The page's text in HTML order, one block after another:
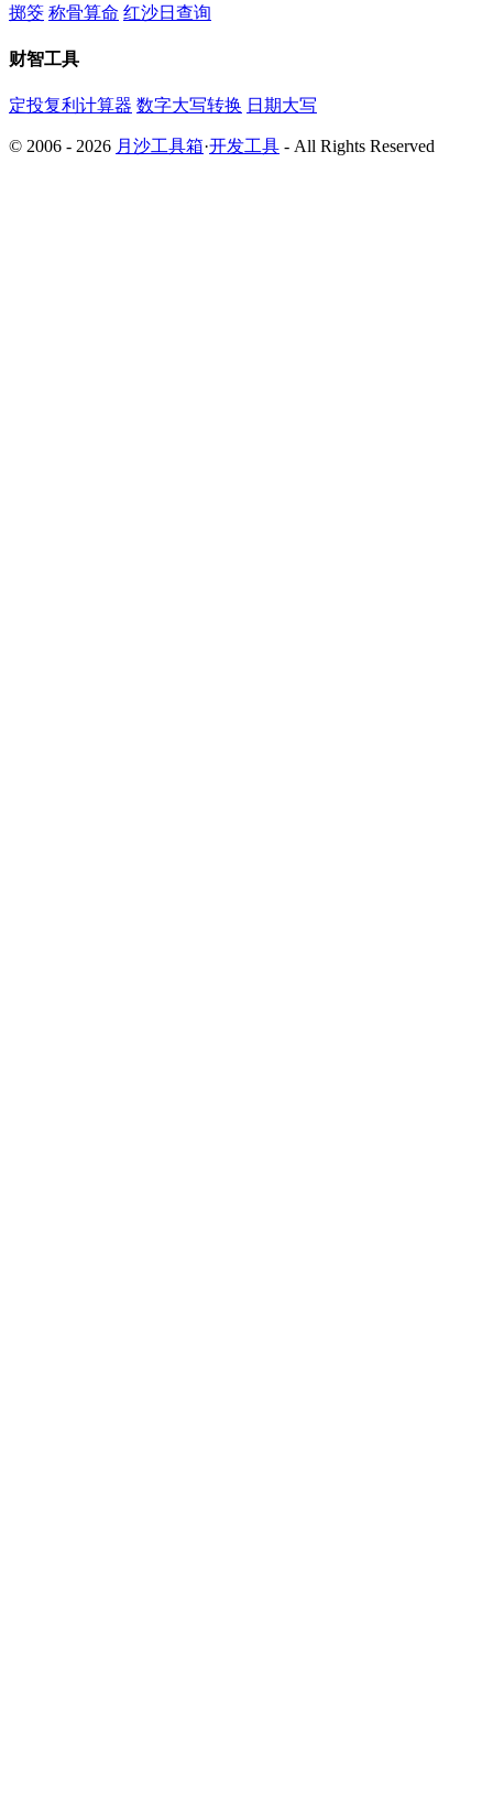
掷筊 称骨算命 红沙日查询
财智工具
定投复利计算器 数字大写转换 日期大写
© 2006 - 2026 月沙工具箱·开发工具 - All Rights Reserved